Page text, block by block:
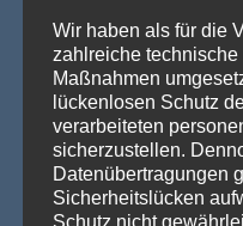
Vom
GALACTICA den
Die Stehtischhusse
den ikonischen Gentlemen’s-
Wenn eine ganze
Willkommen in
Arnstadt zur [...]
Wir haben als für die
zahlreiche
Maßnahmen
lückenlosen Schutz
verarbeiteten
sicherzustellen.
Datenübertragungen
Sicherheitslücken